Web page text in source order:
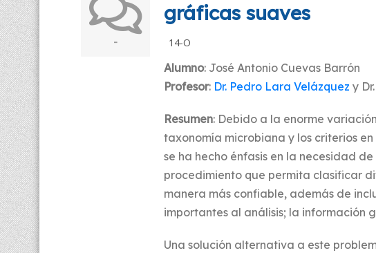
-
gráficas suaves
14-O
Alumno: José Antonio Cuevas Barrón
Profesor: Dr. Pedro Lara Velázquez y
Resumen: Debido a la enorme
taxonomía microbiana y los criterios
se ha hecho énfasis en la necesidad
procedimiento que permita clasificar
manera más confiable, además de
importantes al análisis; la información
Una solución alternativa a este